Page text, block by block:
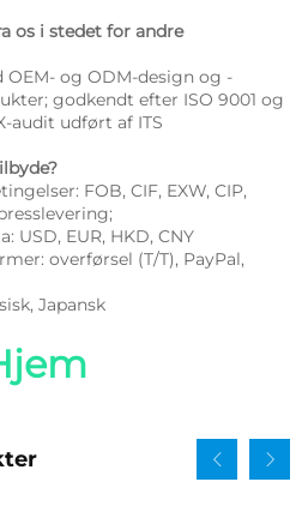
os i stedet for andre
OEM- og ODM-design og -
godkendt efter ISO 9001 og
audit udført af ITS
FOB, CIF, EXW, CIP,
USD, EUR, HKD, CNY
overførsel (T/T), PayPal,
Japansk